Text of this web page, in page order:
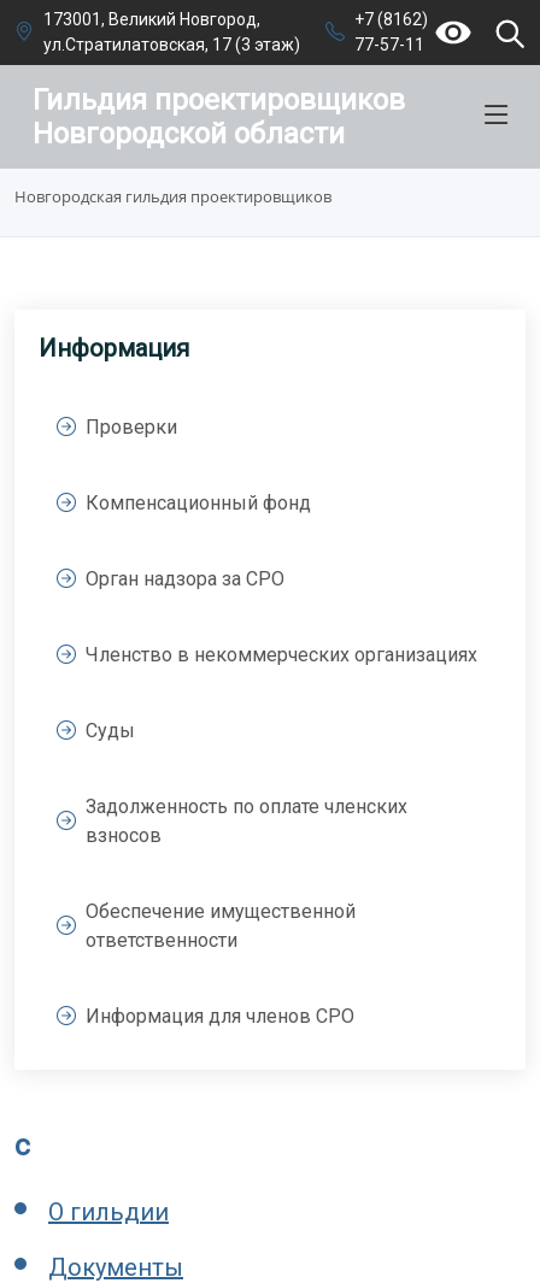
173001, Великий Новгород,
ул.Стратилатовская, 17 (3 этаж)
+7 (8162)
77-57-11
Гильдия проектировщиков
Новгородской области
Новгородская гильдия проектировщиков
Информация
Проверки
Компенсационный фонд
Орган надзора за СРО
Членство в некоммерческих организациях
Суды
Задолженность по оплате членских
взносов
Обеспечение имущественной
ответственности
Информация для членов СРО
c
О гильдии
Документы